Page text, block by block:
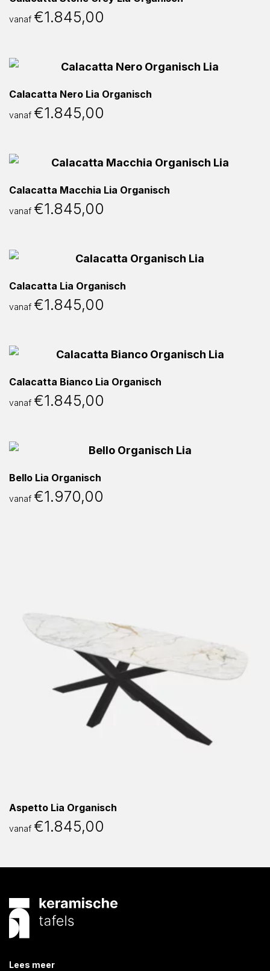
vanaf €1.845,00
Calacatta Nero Lia Organisch
vanaf €1.845,00
Calacatta Macchia Lia Organisch
vanaf €1.845,00
Calacatta Lia Organisch
vanaf €1.845,00
Calacatta Bianco Lia Organisch
vanaf €1.845,00
Bello Lia Organisch
vanaf €1.970,00
Aspetto Lia Organisch
vanaf €1.845,00
Lees meer